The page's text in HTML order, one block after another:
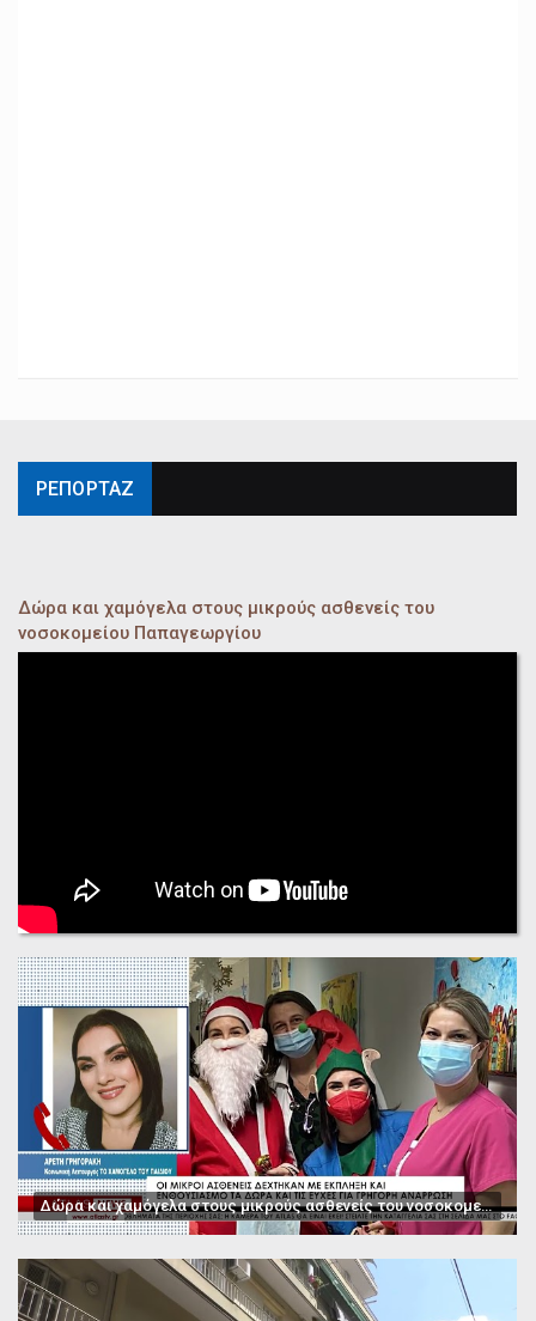
ΡΕΠΟΡΤΑΖ
Δώρα και χαμόγελα στους μικρούς ασθενείς του
νοσοκομείου Παπαγεωργίου
Δώρα και χαμόγελα στους μικρούς ασθενείς του νοσοκομείου Παπαγεωργίου